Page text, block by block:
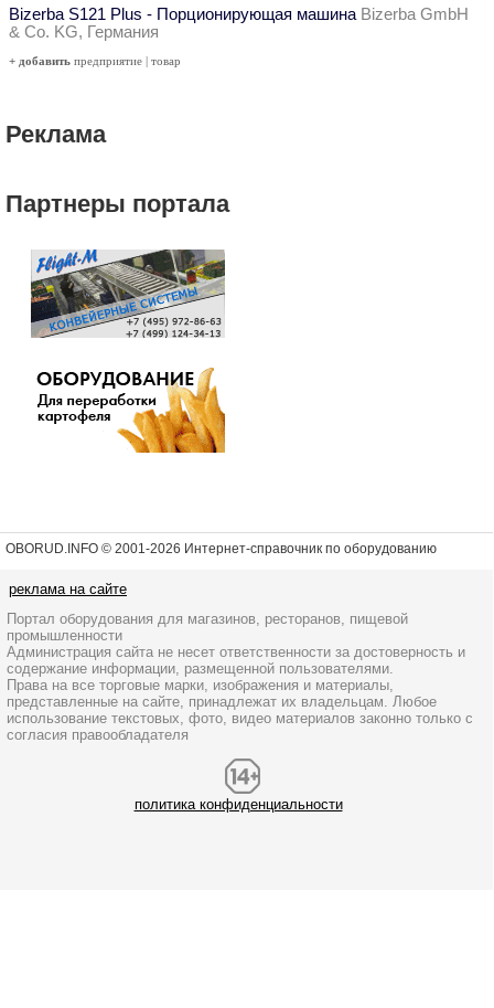
Bizerba S121 Plus - Порционирующая машина Bizerba GmbH
& Co. KG, Германия
+ добавить предприятие | товар
Реклама
Партнеры портала
OBORUD.INFO © 2001-2026 Интернет-справочник по оборудованию
реклама на сайте
Портал оборудования для магазинов, ресторанов, пищевой
промышленности
Администрация сайта не несет ответственности за достоверность и
содержание информации, размещенной пользователями.
Права на все торговые марки, изображения и материалы,
представленные на сайте, принадлежат их владельцам. Любое
использование текстовых, фото, видео материалов законно только с
согласия правообладателя
политика конфиденциальности